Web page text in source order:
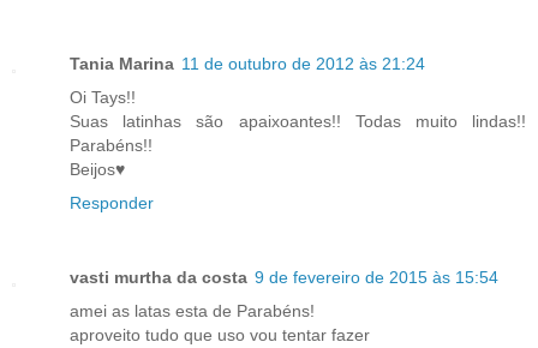
Tania Marina 11 de outubro de 2012 às 21:24
Oi Tays!!
Suas latinhas são apaixoantes!! Todas muito lindas!!
Parabéns!!
Beijos♥
Responder
vasti murtha da costa 9 de fevereiro de 2015 às 15:54
amei as latas esta de Parabéns!
aproveito tudo que uso vou tentar fazer